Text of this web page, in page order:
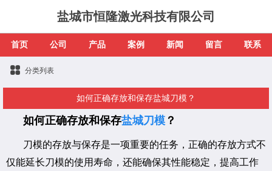
盐城市恒隆激光科技有限公司
首页 公司 产品 案例 新闻 留言 联系
分类列表
如何正确存放和保存盐城刀模？
如何正确存放和保存盐城刀模 ？
刀模的存放与保存是一项重要的任务，正确的存放方式不
仅能延长刀模的使用寿命，还能确保其性能稳定，提高工作